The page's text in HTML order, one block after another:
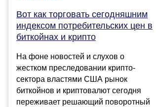
Вот как торговать сегодняшним
индексом потребительских цен в
биткойнах и крипто
На фоне новостей и слухов о
жестком преследовании крипто-
сектора властями США рынок
биткойнов и криптовалют сегодня
переживает решающий поворотный